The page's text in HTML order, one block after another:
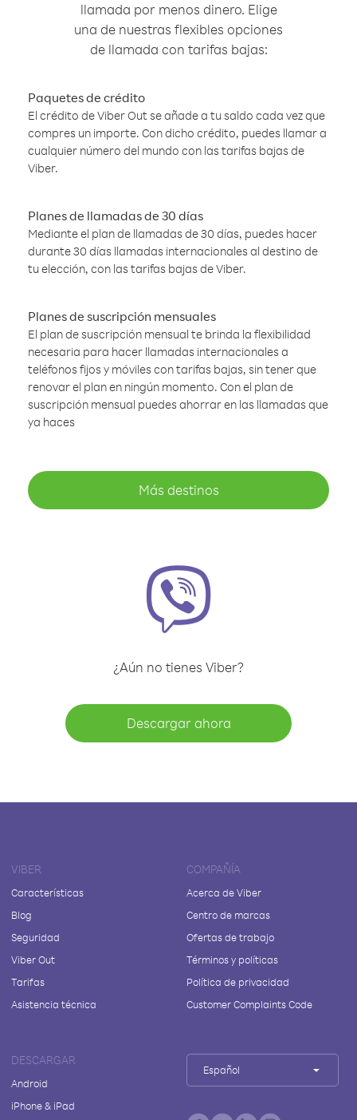
llamada por menos dinero. Elige
una de nuestras flexibles opciones
de llamada con tarifas bajas:
Paquetes de crédito
El crédito de Viber Out se añade a tu saldo cada vez que
compres un importe. Con dicho crédito, puedes llamar a
cualquier número del mundo con las tarifas bajas de
Viber.
Planes de llamadas de 30 días
Mediante el plan de llamadas de 30 días, puedes hacer
durante 30 días llamadas internacionales al destino de
tu elección, con las tarifas bajas de Viber.
Planes de suscripción mensuales
El plan de suscripción mensual te brinda la flexibilidad
necesaria para hacer llamadas internacionales a
teléfonos fijos y móviles con tarifas bajas, sin tener que
renovar el plan en ningún momento. Con el plan de
suscripción mensual puedes ahorrar en las llamadas que
ya haces
Más destinos
¿Aún no tienes Viber?
Descargar ahora
VIBER
Características
Blog
Seguridad
Viber Out
Tarifas
Asistencia técnica
COMPAÑÍA
Acerca de Viber
Centro de marcas
Ofertas de trabajo
Términos y políticas
Política de privacidad
Customer Complaints Code
DESCARGAR
Android
iPhone & iPad
Español